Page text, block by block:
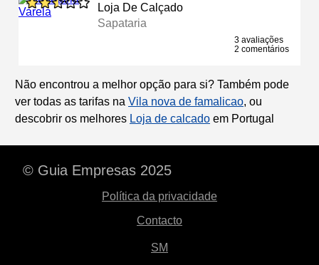
Loja De Calçado
Sapataria
3 avaliações
2 comentários
Não encontrou a melhor opção para si? Também pode
ver todas as tarifas na Vila nova de famalicao, ou
descobrir os melhores Loja de calcado em Portugal
© Guia Empresas 2025
Política da privacidade
Contacto
SM